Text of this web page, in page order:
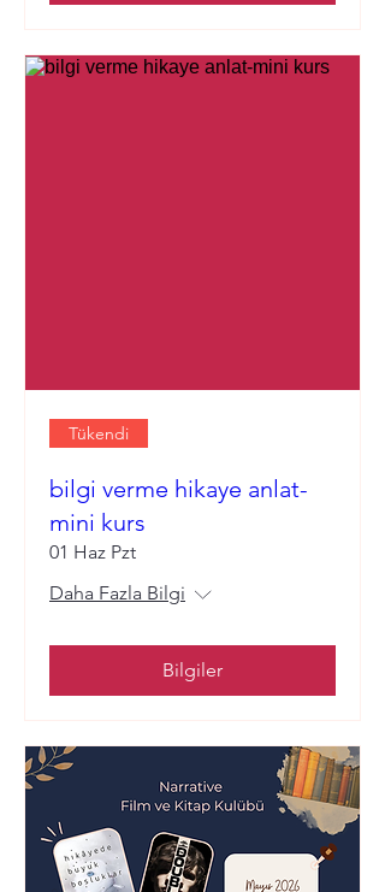
Tükendi
bilgi verme hikaye anlat-
mini kurs
01 Haz Pzt
Daha Fazla Bilgi
Bilgiler